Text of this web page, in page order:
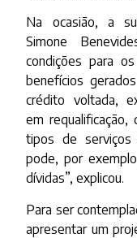
Na ocasião, a
Simone
condições para
benefícios
crédito voltada,
em requalificação,
tipos de serviços
pode, por
dívidas”, explicou.
Para ser
apresentar um